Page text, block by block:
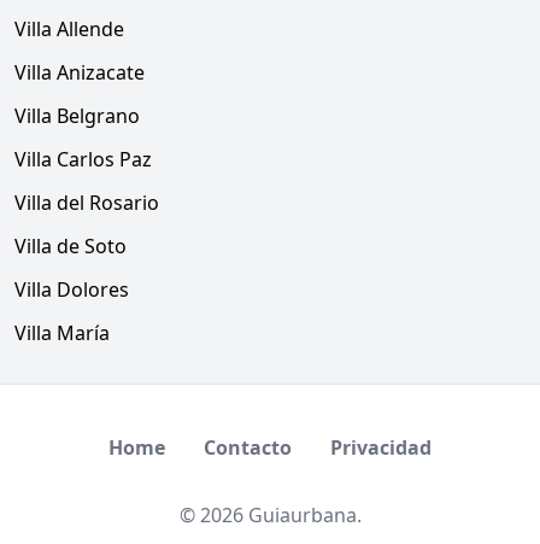
Villa Allende
Villa Anizacate
Villa Belgrano
Villa Carlos Paz
Villa del Rosario
Villa de Soto
Villa Dolores
Villa María
Home Contacto Privacidad
© 2026 Guiaurbana.